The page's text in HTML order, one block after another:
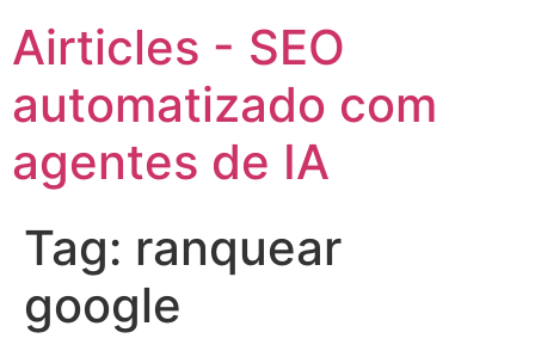
Airticles - SEO
automatizado com
agentes de IA
Tag: ranquear
google